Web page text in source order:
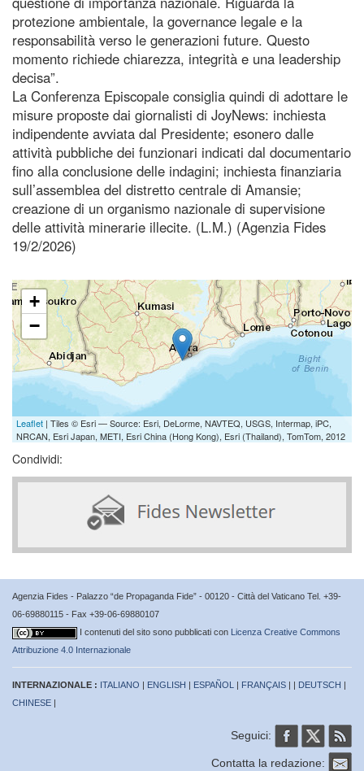
protezione ambientale, la governance legale e la
responsabilità verso le generazioni future. Questo
momento richiede chiarezza, integrità e una leadership
decisa”.
La Conferenza Episcopale consiglia quindi di adottare le
misure proposte dai giornalisti di JoyNews: inchiesta
indipendente avviata dal Presidente; esonero dalle
attività pubbliche dei funzionari indicati dal documentario
fino alla conclusione delle indagini; inchiesta finanziaria
sull’assemblea del distretto centrale di Amansie;
creazione di un organismo nazionale di supervisione
delle attività minerarie illecite. (L.M.) (Agenzia Fides
19/2/2026)
+
−
Leaflet | Tiles © Esri — Source: Esri, DeLorme, NAVTEQ, USGS, Intermap, iPC,
NRCAN, Esri Japan, METI, Esri China (Hong Kong), Esri (Thailand), TomTom, 2012
Condividi:
Agenzia Fides - Palazzo “de Propaganda Fide” - 00120 - Città del Vaticano Tel. +39-
06-69880115 - Fax +39-06-69880107
I contenuti del sito sono pubblicati con Licenza Creative Commons
Attribuzione 4.0 Internazionale
INTERNAZIONALE : ITALIANO | ENGLISH | ESPAÑOL | FRANÇAIS | | DEUTSCH |
CHINESE |
Seguici:
Contatta la redazione: